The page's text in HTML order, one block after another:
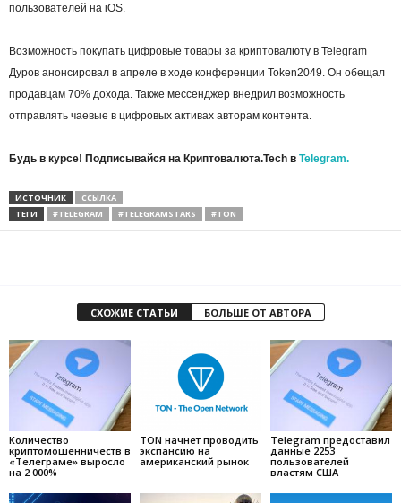
пользователей на iOS.
Возможность покупать цифровые товары за криптовалюту в Telegram
Дуров анонсировал в апреле в ходе конференции Token2049. Он обещал
продавцам 70% дохода. Также мессенджер внедрил возможность
отправлять чаевые в цифровых активах авторам контента.
Будь в курсе! Подписывайся на Криптовалюта.Tech в Telegram.
ИСТОЧНИК
ССЫЛКА
ТЕГИ
#TELEGRAM #TELEGRAMSTARS #TON
СХОЖИЕ СТАТЬИ БОЛЬШЕ ОТ АВТОРА
Количество
криптомошенничеств в
«Телеграме» выросло
на 2 000%
TON начнет проводить
экспансию на
американский рынок
Telegram предоставил
данные 2253
пользователей
властям США